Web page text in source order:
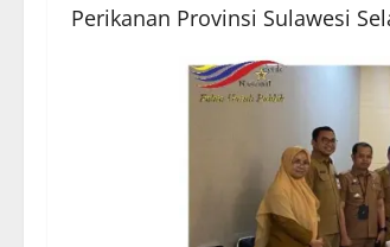
Perikanan Provinsi Sulawesi